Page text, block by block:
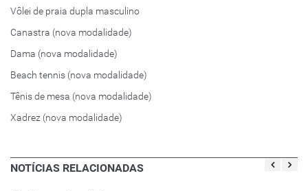
Vôlei de praia dupla masculino
Canastra (nova modalidade)
Dama (nova modalidade)
Beach tennis (nova modalidade)
Tênis de mesa (nova modalidade)
Xadrez (nova modalidade)
NOTÍCIAS RELACIONADAS